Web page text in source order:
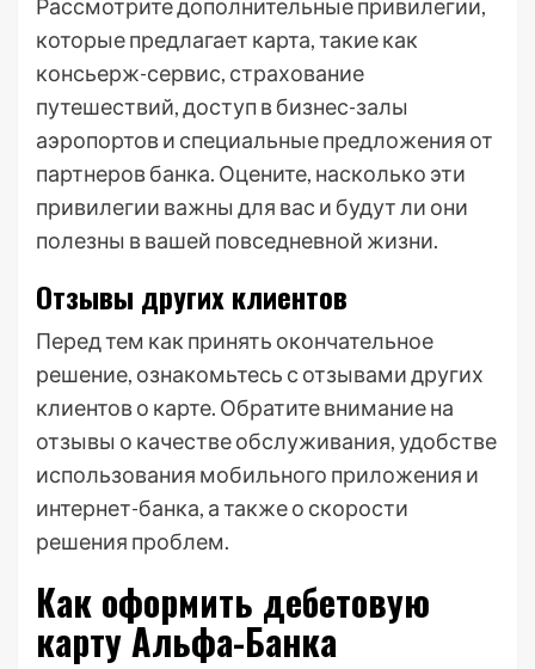
Рассмотрите дополнительные привилегии,
которые предлагает карта, такие как
консьерж-сервис, страхование
путешествий, доступ в бизнес-залы
аэропортов и специальные предложения от
партнеров банка. Оцените, насколько эти
привилегии важны для вас и будут ли они
полезны в вашей повседневной жизни.
Отзывы других клиентов
Перед тем как принять окончательное
решение, ознакомьтесь с отзывами других
клиентов о карте. Обратите внимание на
отзывы о качестве обслуживания, удобстве
использования мобильного приложения и
интернет-банка, а также о скорости
решения проблем.
Как оформить дебетовую
карту Альфа-Банка